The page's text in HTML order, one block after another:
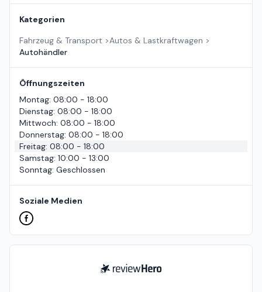
Kategorien
Fahrzeug & Transport >Autos & Lastkraftwagen >
Autohändler
Öffnungszeiten
Montag: 08:00 - 18:00
Dienstag: 08:00 - 18:00
Mittwoch: 08:00 - 18:00
Donnerstag: 08:00 - 18:00
Freitag: 08:00 - 18:00
Samstag: 10:00 - 13:00
Sonntag: Geschlossen
Soziale Medien
ReviewHero